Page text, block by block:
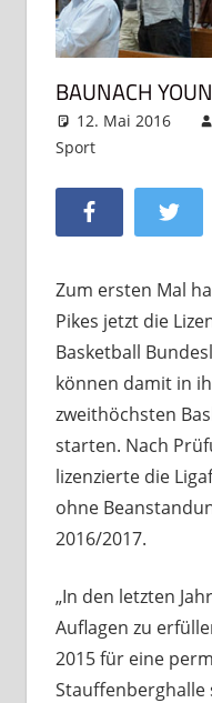
BAUNACH
12. Mai 2016
Sport
Facebook
Zum ersten Mal
Pikes jetzt die
Basketball
können damit in
zweithöchsten
starten. Nach
lizenzierte die
ohne
2016/2017.
„In den letzten
Auflagen zu
2015 für eine
Stauffenberghalle